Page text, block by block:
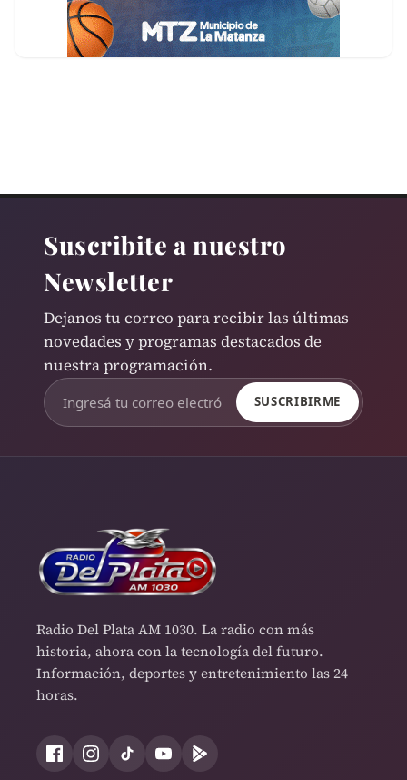
Suscribite a nuestro
Newsletter
Dejanos tu correo para recibir las últimas
novedades y programas destacados de
nuestra programación.
SUSCRIBIRME
Radio Del Plata AM 1030. La radio con más
historia, ahora con la tecnología del futuro.
Información, deportes y entretenimiento las 24
horas.